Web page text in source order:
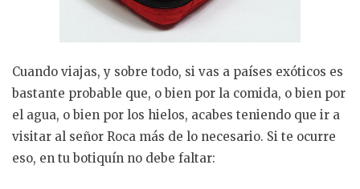
Cuando viajas, y sobre todo, si vas a países exóticos es
bastante probable que, o bien por la comida, o bien por
el agua, o bien por los hielos, acabes teniendo que ir a
visitar al señor Roca más de lo necesario. Si te ocurre
eso, en tu botiquín no debe faltar: